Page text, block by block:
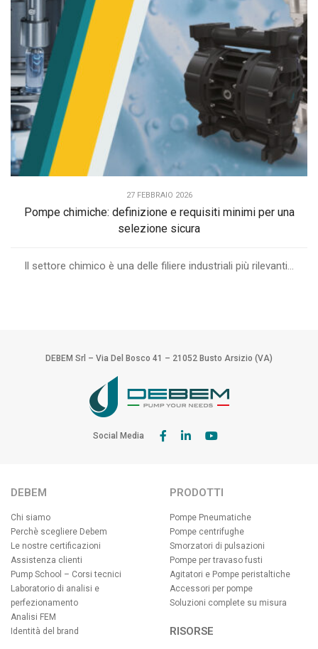
27 FEBBRAIO 2026
Pompe chimiche: definizione e requisiti minimi per una
selezione sicura
Il settore chimico è una delle filiere industriali più rilevanti...
DEBEM Srl – Via Del Bosco 41 – 21052 Busto Arsizio (VA)
Social Media
DEBEM
Chi siamo
Perchè scegliere Debem
Le nostre certificazioni
Assistenza clienti
Pump School – Corsi tecnici
Laboratorio di analisi e
perfezionamento
Analisi FEM
Identità del brand
PRODOTTI
Pompe Pneumatiche
Pompe centrifughe
Smorzatori di pulsazioni
Pompe per travaso fusti
Agitatori e Pompe peristaltiche
Accessori per pompe
Soluzioni complete su misura
RISORSE